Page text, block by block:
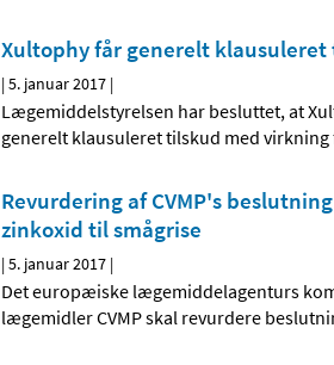
Xultophy får generelt klausuleret
|5. januar 2017 |
Lægemiddelstyrelsen har besluttet, at
generelt klausuleret tilskud med virkning
Revurdering af CVMP's
zinkoxid til smågrise
|5. januar 2017 |
Det europæiske lægemiddelagenturs
lægemidler CVMP skal revurdere